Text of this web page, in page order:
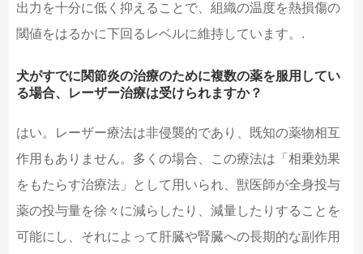
出力を十分に低く抑えることで、組織の温度を熱損傷の
閾値をはるかに下回るレベルに維持しています。.
犬がすでに関節炎の治療のために複数の薬を服用してい
る場合、レーザー治療は受けられますか？
はい。レーザー療法は非侵襲的であり、既知の薬物相互
作用もありません。多くの場合、この療法は「相乗効果
をもたらす治療法」として用いられ、獣医師が全身投与
薬の投与量を徐々に減らしたり、減量したりすることを
可能にし、それによって肝臓や腎臓への長期的な副作用